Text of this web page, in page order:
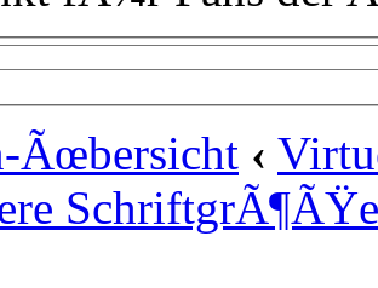
Ãœbersicht ‹
SchriftgrÃ¶ÃŸe